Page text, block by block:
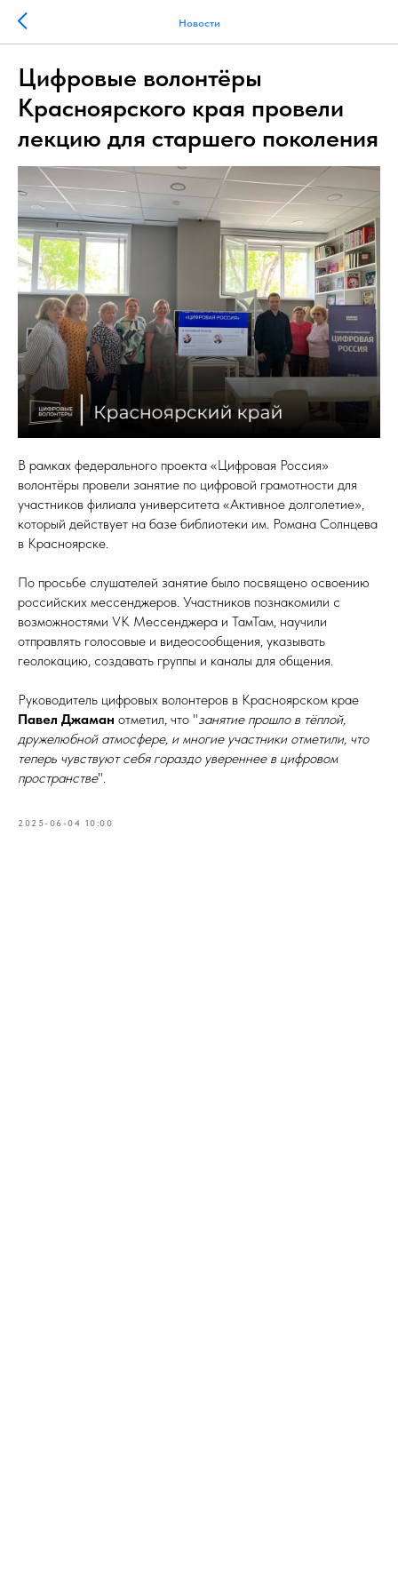
Новости
Цифровые волонтёры
Красноярского края провели
лекцию для старшего поколения
В рамках федерального проекта «Цифровая Россия»
волонтёры провели занятие по цифровой грамотности для
участников филиала университета «Активное долголетие»,
который действует на базе библиотеки им. Романа Солнцева
в Красноярске.
По просьбе слушателей занятие было посвящено освоению
российских мессенджеров. Участников познакомили с
возможностями VK Мессенджера и ТамТам, научили
отправлять голосовые и видеосообщения, указывать
геолокацию, создавать группы и каналы для общения.
Руководитель цифровых волонтеров в Красноярском крае
Павел Джаман отметил, что "занятие прошло в тёплой,
дружелюбной атмосфере, и многие участники отметили, что
теперь чувствуют себя гораздо увереннее в цифровом
пространстве".
2025-06-04 10:00